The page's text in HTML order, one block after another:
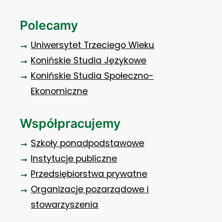
Polecamy
Uniwersytet Trzeciego Wieku
Konińskie Studia Językowe
Konińskie Studia Społeczno-
Ekonomiczne
Współpracujemy
Szkoły ponadpodstawowe
Instytucje publiczne
Przedsiębiorstwa prywatne
Organizacje pozarządowe i
stowarzyszenia